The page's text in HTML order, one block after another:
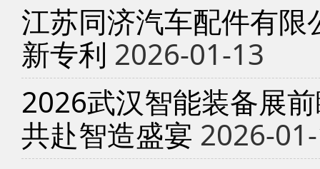
江苏同济汽车配件有
新专利 2026-01-13
2026武汉智能装备展
共赴智造盛宴 2026-